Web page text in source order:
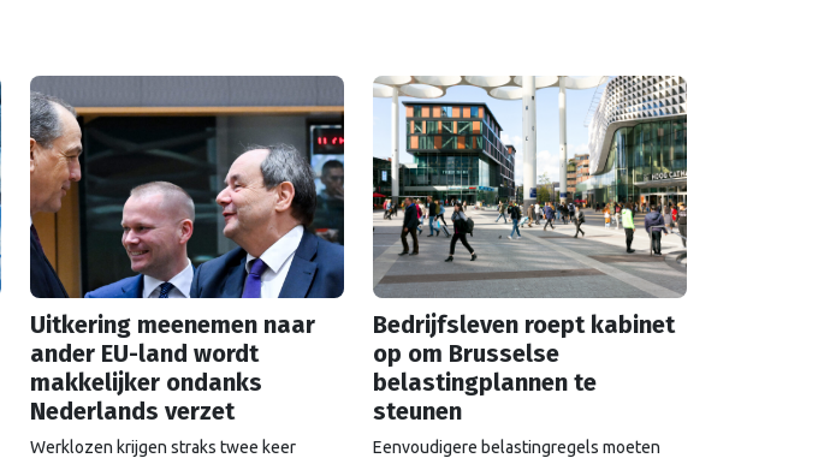
Uitkering meenemen naar
ander EU-land wordt
makkelijker ondanks
Nederlands verzet
Werklozen krijgen straks twee keer
Bedrijfsleven roept kabinet
op om Brusselse
belastingplannen te
steunen
Eenvoudigere belastingregels moeten